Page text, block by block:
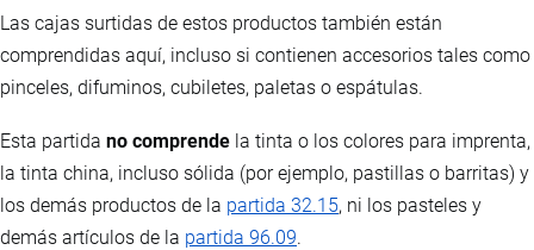
Las cajas surtidas de estos productos también están
comprendidas aquí, incluso si contienen accesorios tales como
pinceles, difuminos, cubiletes, paletas o espátulas.
Esta partida no comprende la tinta o los colores para imprenta,
la tinta china, incluso sólida (por ejemplo, pastillas o barritas) y
los demás productos de la partida 32.15, ni los pasteles y
demás artículos de la partida 96.09.